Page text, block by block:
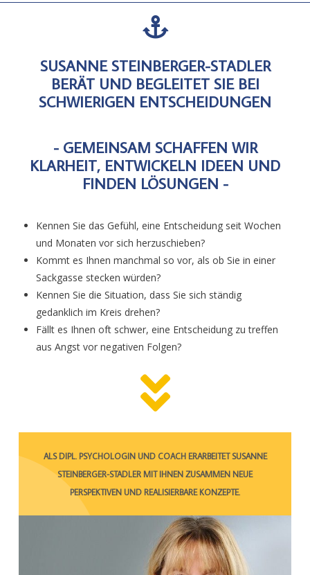
SUSANNE STEINBERGER-STADLER
BERÄT UND BEGLEITET SIE BEI
SCHWIERIGEN ENTSCHEIDUNGEN
- GEMEINSAM SCHAFFEN WIR
KLARHEIT, ENTWICKELN IDEEN UND
FINDEN LÖSUNGEN -
Kennen Sie das Gefühl, eine Entscheidung seit Wochen
und Monaten vor sich herzuschieben?
Kommt es Ihnen manchmal so vor, als ob Sie in einer
Sackgasse stecken würden?
Kennen Sie die Situation, dass Sie sich ständig
gedanklich im Kreis drehen?
Fällt es Ihnen oft schwer, eine Entscheidung zu treffen
aus Angst vor negativen Folgen?
ALS DIPL. PSYCHOLOGIN UND COACH ERARBEITET SUSANNE
STEINBERGER-STADLER MIT IHNEN ZUSAMMEN NEUE
PERSPEKTIVEN UND REALISIERBARE KONZEPTE.